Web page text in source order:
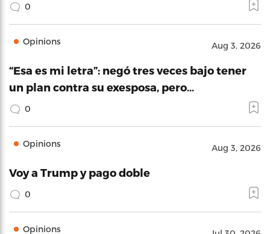
0
Opinions Aug 3, 2026
“Esa es mi letra”: negó tres veces bajo tener
un plan contra su exesposa, pero…
0
Opinions Aug 3, 2026
Voy a Trump y pago doble
0
Opinions